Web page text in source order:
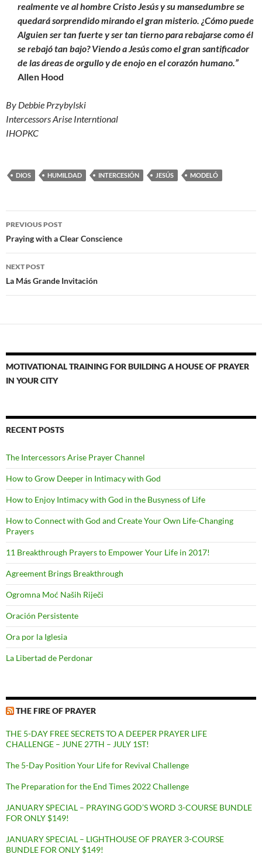
realmente ve al hombre Cristo Jesús y su mansedumbre se
quedará sorprendido mirando el gran misterio. ¿Cómo puede
Alguien ser tan fuerte y ser tan tierno para rebajarse como él
se rebajó tan bajo? Viendo a Jesús como el gran santificador
de las áreas de orgullo y de enojo en el corazón humano.”
Allen Hood
By Debbie Przybylski
Intercessors Arise Interntional
IHOPKC
DIOS HUMILDAD INTERCESIÓN JESÚS MODELÓ
Post
navigation
PREVIOUS POST
Praying with a Clear Conscience
NEXT POST
La Más Grande Invitación
MOTIVATIONAL TRAINING FOR BUILDING A HOUSE OF PRAYER
IN YOUR CITY
RECENT POSTS
The Intercessors Arise Prayer Channel
How to Grow Deeper in Intimacy with God
How to Enjoy Intimacy with God in the Busyness of Life
How to Connect with God and Create Your Own Life-Changing
Prayers
11 Breakthrough Prayers to Empower Your Life in 2017!
Agreement Brings Breakthrough
Ogromna Moć Naših Riječi
Oración Persistente
Ora por la Iglesia
La Libertad de Perdonar
THE FIRE OF PRAYER
THE 5-DAY FREE SECRETS TO A DEEPER PRAYER LIFE
CHALLENGE – JUNE 27TH – JULY 1ST!
The 5-Day Position Your Life for Revival Challenge
The Preparation for the End Times 2022 Challenge
JANUARY SPECIAL – PRAYING GOD’S WORD 3-COURSE BUNDLE
FOR ONLY $149!
JANUARY SPECIAL – LIGHTHOUSE OF PRAYER 3-COURSE
BUNDLE FOR ONLY $149!